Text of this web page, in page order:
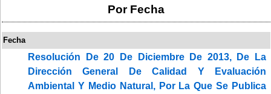
Por Fecha
Fecha
Resolución De 20 De Diciembre De 2013, De La
Dirección General De Calidad Y Evaluación
Ambiental Y Medio Natural, Por La Que Se Publica